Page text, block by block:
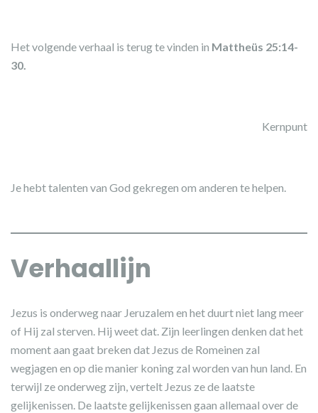
Het volgende verhaal is terug te vinden in Mattheüs 25:14-
30.
Kernpunt
Je hebt talenten van God gekregen om anderen te helpen.
Verhaallijn
Jezus is onderweg naar Jeruzalem en het duurt niet lang meer
of Hij zal sterven. Hij weet dat. Zijn leerlingen denken dat het
moment aan gaat breken dat Jezus de Romeinen zal
wegjagen en op die manier koning zal worden van hun land. En
terwijl ze onderweg zijn, vertelt Jezus ze de laatste
gelijkenissen. De laatste gelijkenissen gaan allemaal over de